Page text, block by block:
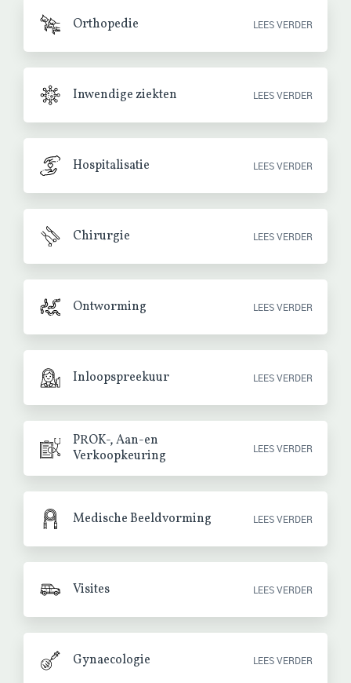
Orthopedie LEES VERDER
Inwendige ziekten LEES VERDER
Hospitalisatie LEES VERDER
Chirurgie LEES VERDER
Ontworming LEES VERDER
Inloopspreekuur LEES VERDER
PROK-, Aan-en
Verkoopkeuring
LEES VERDER
Medische Beeldvorming LEES VERDER
Visites LEES VERDER
Gynaecologie LEES VERDER